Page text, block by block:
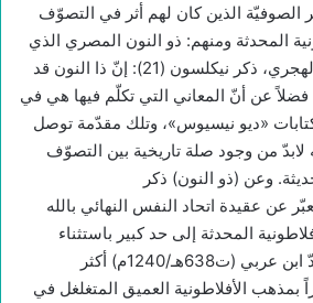
الصوفيّة الذين كان لهم أثر في التصوّف
المحدثة ومنهم: ذو النون المصري الذي
عاش في القرن الثالث الهجري، ذكر نيكلسون (21): إنّ ذا النون قد
فضلاً عن أنّ المعاني التي تكلّم فيها هي في
«ديو نيسيوس»، وتلك مقدّمة توصل
لابدّ من وجود صلة تاريخية بين التصوّف
وعن (ذو النون) ذكر
«انّه يعبّر عن عقيدة اتحاد النفس النهائي بالله
المحدثة إلى حد كبير باستثناء
بلاثيوس»(23)، فإنّه: «يعدّ ابن عربي (ت638هـ/1240م) أكثر
بمذهب الأفلاطونية العميق المتغلغل في